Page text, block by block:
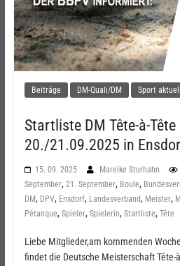
Beiträge DM-Quali/DM Sport aktuell
Startliste DM Tête-à-Tête
20./21.09.2025 in
15. 09. 2025 Mareike Sturhahn
September, 21. September, Boule,
DM, DPV, Ensdorf, Landesverband, Meister,
Pétanque, Spieler, Spielerin, Startliste, Tête
Liebe Mitglieder,am kommenden
findet die Deutsche Meisterschaft Tête-